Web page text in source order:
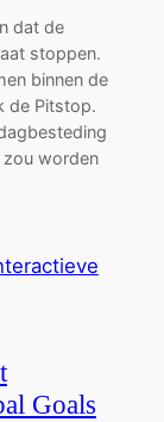
dat de
stoppen.
binnen de
de Pitstop.
worden
Goals